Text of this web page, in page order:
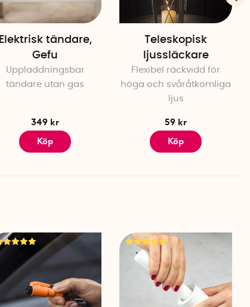
Elektrisk tändare,
Gefu
Uppladdningsbar
tändare utan gas
349 kr
Köp
Teleskopisk
ljussläckare
Flexibel räckvidd för
höga och svåråtkomliga
ljus
59 kr
Köp